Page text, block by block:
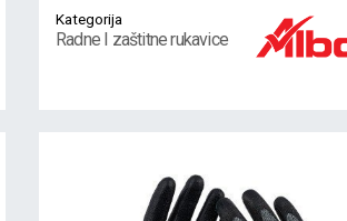
Kategorija
Radne I zaštitne rukavice